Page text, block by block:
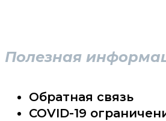
Полезная
Обратная связь
COVID-19